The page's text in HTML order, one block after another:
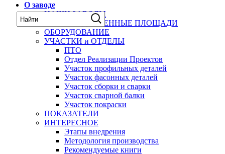
О заводе
НАШИ ЗАВОДЫ
ПРОИЗВОДСТВЕННЫЕ ПЛОЩАДИ
ОБОРУДОВАНИЕ
УЧАСТКИ и ОТДЕЛЫ
ПТО
Отдел Реализации Проектов
Участок профильных деталей
Участок фасонных деталей
Участок сборки и сварки
Участок сварной балки
Участок покраски
ПОКАЗАТЕЛИ
ИНТЕРЕСНОЕ
Этапы внедрения
Методология производства
Рекомендуемые книги